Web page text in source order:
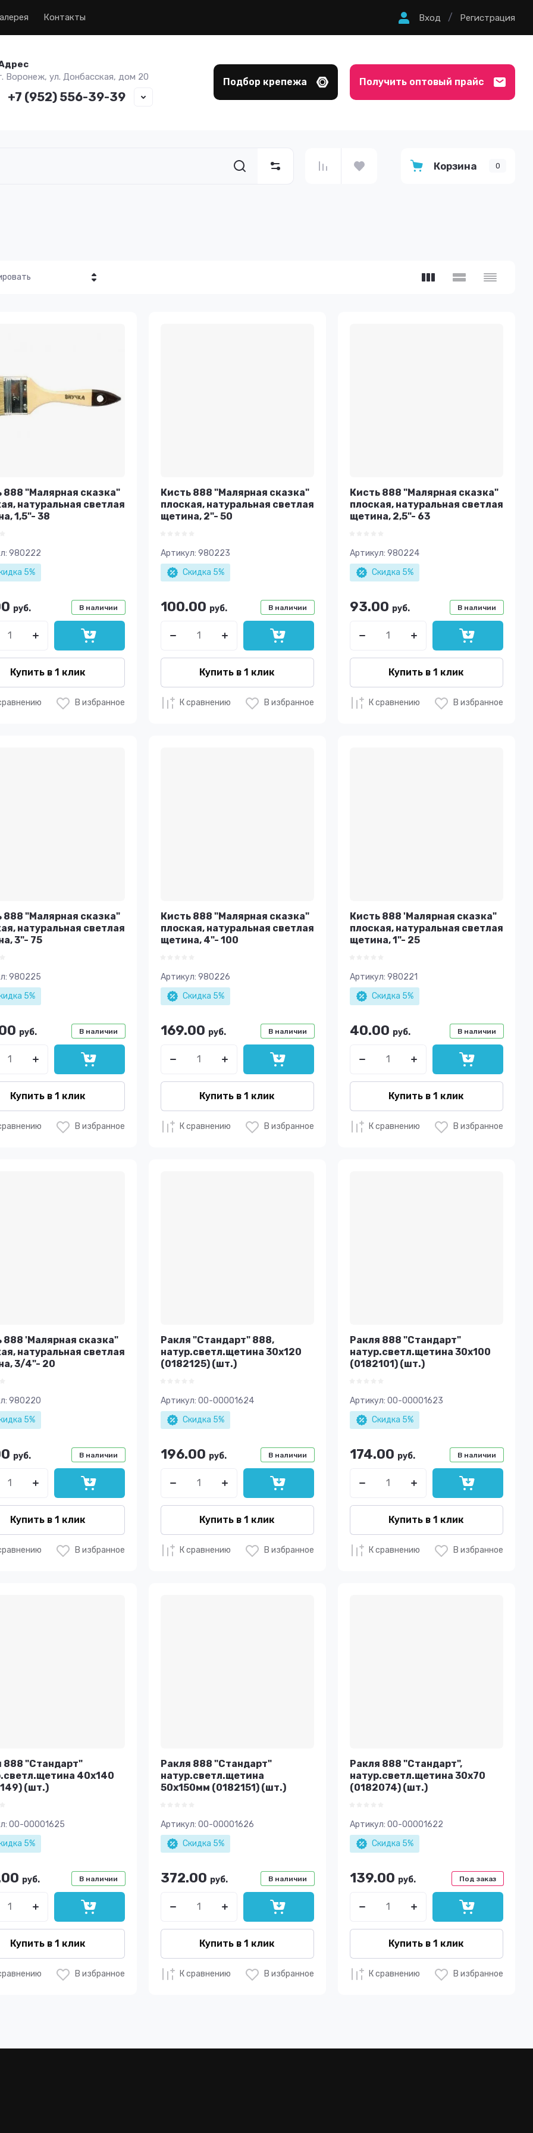
Контакты Вход / Регистрация
Воронеж, ул. Донбасская, дом 20
+7 (952) 556-39-39
Подбор крепежа Получить оптовый прайс
Корзина 0
888 "Малярная сказка"
натуральная светлая
1,5"- 38
980222
5%
В наличии
руб.
Купить в 1 клик
В избранное
Кисть 888 "Малярная сказка"
плоская, натуральная светлая
щетина, 2"- 50
Артикул: 980223
Скидка 5%
В наличии
100.00 руб.
Купить в 1 клик
К сравнению В избранное
Кисть 888 "Малярная сказка"
плоская, натуральная светлая
щетина, 2,5"- 63
Артикул: 980224
Скидка 5%
В наличии
93.00 руб.
Купить в 1 клик
К сравнению В избранное
888 "Малярная сказка"
натуральная светлая
3"- 75
980225
5%
В наличии
руб.
Купить в 1 клик
В избранное
Кисть 888 "Малярная сказка"
плоская, натуральная светлая
щетина, 4"- 100
Артикул: 980226
Скидка 5%
В наличии
169.00 руб.
Купить в 1 клик
К сравнению В избранное
Кисть 888 'Малярная сказка"
плоская, натуральная светлая
щетина, 1"- 25
Артикул: 980221
Скидка 5%
В наличии
40.00 руб.
Купить в 1 клик
К сравнению В избранное
888 'Малярная сказка"
натуральная светлая
3/4"- 20
980220
5%
В наличии
руб.
Купить в 1 клик
В избранное
Ракля "Стандарт" 888,
натур.светл.щетина 30х120
(0182125) (шт.)
Артикул: 00-00001624
Скидка 5%
В наличии
196.00 руб.
Купить в 1 клик
К сравнению В избранное
Ракля 888 "Стандарт"
натур.светл.щетина 30х100
(0182101) (шт.)
Артикул: 00-00001623
Скидка 5%
В наличии
174.00 руб.
Купить в 1 клик
К сравнению В избранное
888 "Стандарт"
40х140
(шт.)
00-00001625
5%
В наличии
руб.
Купить в 1 клик
В избранное
Ракля 888 "Стандарт"
натур.светл.щетина
50х150мм (0182151) (шт.)
Артикул: 00-00001626
Скидка 5%
В наличии
372.00 руб.
Купить в 1 клик
К сравнению В избранное
Ракля 888 "Стандарт",
натур.светл.щетина 30х70
(0182074) (шт.)
Артикул: 00-00001622
Скидка 5%
Под заказ
139.00 руб.
Купить в 1 клик
К сравнению В избранное